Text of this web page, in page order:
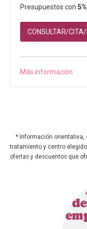
Presupuestos con
CONSULTAR/
Más información
* Información orientativa,
tratamiento y centro
ofertas y descuentos que